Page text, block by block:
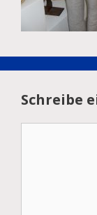
Schreibe